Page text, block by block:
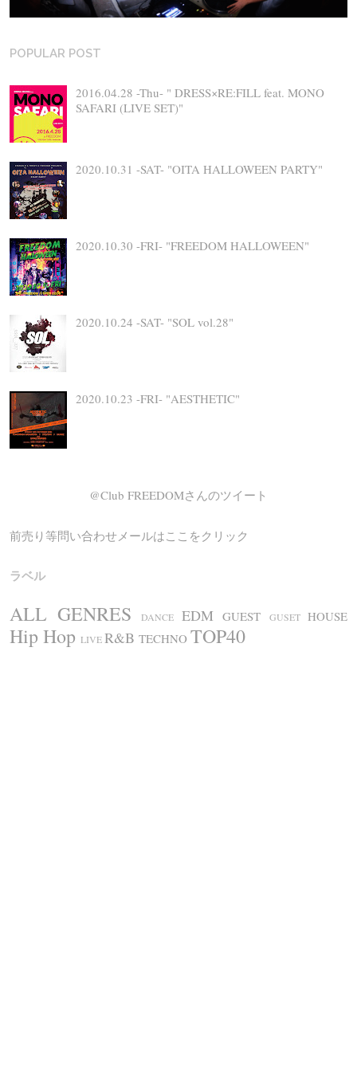
POPULAR POST
2016.04.28 -Thu- " DRESS×RE:FILL feat. MONO
SAFARI (LIVE SET)"
2020.10.31 -SAT- "OITA HALLOWEEN PARTY"
2020.10.30 -FRI- "FREEDOM HALLOWEEN"
2020.10.24 -SAT- "SOL vol.28"
2020.10.23 -FRI- "AESTHETIC"
@Club FREEDOMさんのツイート
前売り等問い合わせメールはここをクリック
ラベル
ALL GENRES DANCE EDM GUEST GUSET HOUSE
Hip Hop LIVER&B TECHNO TOP40